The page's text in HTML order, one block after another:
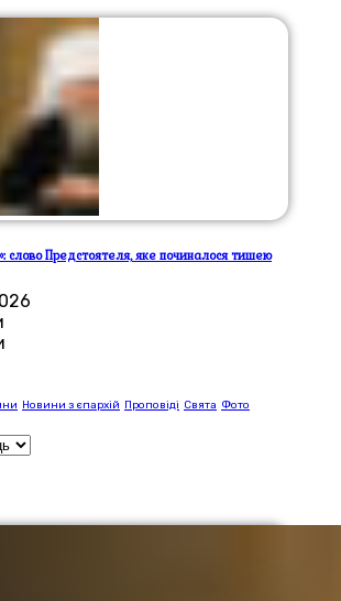
слово Предстоятеля, яке починалося тишею
Новини з єпархій Проповіді Свята Фото